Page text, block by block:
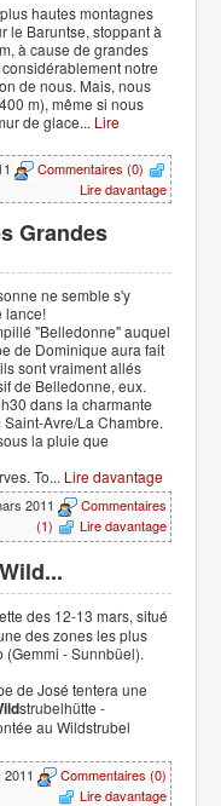
hautes montagnes
le Baruntse, stoppant à
à cause de grandes
notre
de nous. Mais, nous
m), même si nous
de glace... Lire
Commentaires (0)
Lire davantage
Grandes
ne semble s'y
lance!
"Belledonne" auquel
de Dominique aura fait
sont vraiment allés
de Belledonne, eux.
dans la charmante
Avre/La Chambre.
la pluie que
To... Lire davantage
2011
Commentaires
(1)
Lire davantage
des 12-13 mars, situé
des zones les plus
- Sunnbüel).
de José tentera une
strubelhütte -
au Wildstrubel
Commentaires (0)
Lire davantage